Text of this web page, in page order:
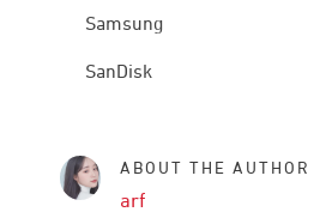
Samsung
SanDisk
ABOUT THE AUTHOR
arf